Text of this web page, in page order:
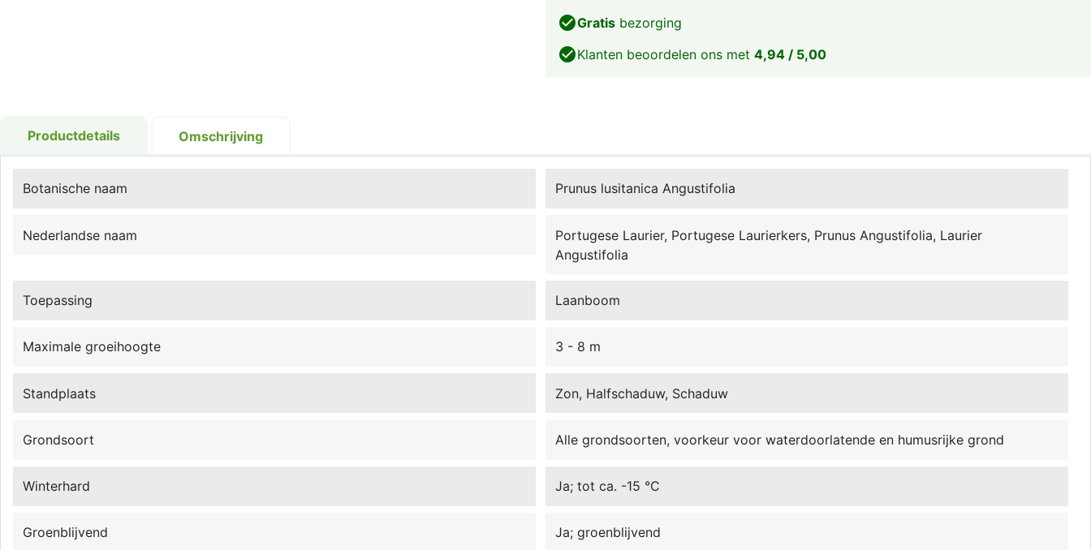
check_circleGratisbezorging
check_circleKlanten beoordelen ons met 4,94 / 5,00
Productdetails Omschrijving
Botanische naam Prunus lusitanica Angustifolia
Nederlandse naam
Portugese Laurier, Portugese Laurierkers, Prunus Angustifolia, Laurier
Angustifolia
Toepassing Laanboom
Maximale groeihoogte 3 - 8 m
Standplaats Zon, Halfschaduw, Schaduw
Grondsoort Alle grondsoorten, voorkeur voor waterdoorlatende en humusrijke grond
Winterhard Ja; tot ca. -15 °C
Groenblijvend Ja; groenblijvend